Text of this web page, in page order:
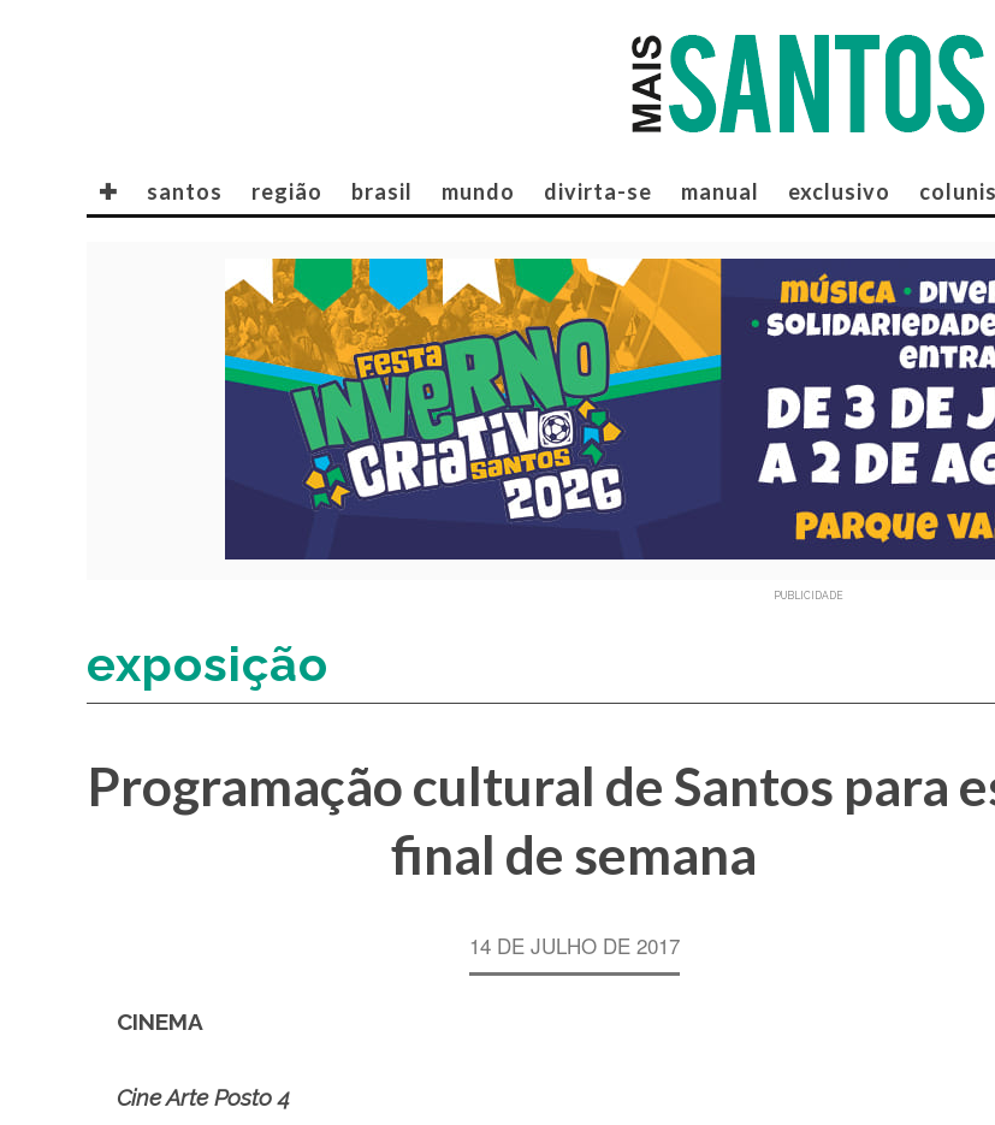
✚ santos região brasil mundo divirta-se manual exclusivo
PUBLICIDADE
exposição
Programação cultural de Santos para
final de semana
14 DE JULHO DE 2017
CINEMA
Cine Arte Posto 4